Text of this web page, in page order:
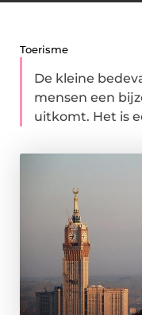
Toerisme
De kleine
mensen een
uitkomt. Het is